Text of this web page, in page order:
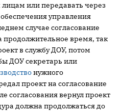
или передавать через
управления
случае согласование
продолжительное время, так
в службу ДОУ, потом
ДОУ секретарь или
нужного
проект на согласование
согласования вернул проект
должна продолжаться до